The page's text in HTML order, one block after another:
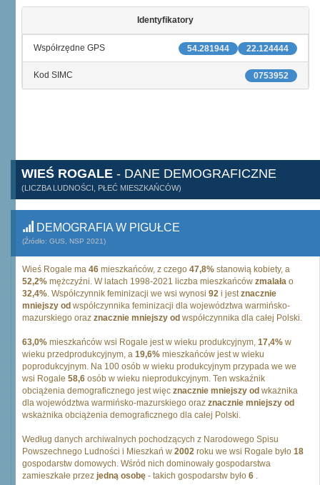
Identyfikatory
22.124444
54.281944
Współrzędne GPS
0753952
Kod SIMC
WIEŚ ROGALE - DANE DEMOGRAFICZNE
(LICZBA LUDNOŚCI, PŁEĆ MIESZKAŃCÓW)
DEMOGRAFIA W PIGUŁCE
(Źródło: GUS, NSP 2021)
Wieś Rogale ma 46 mieszkańców, z czego 47,8% stanowią kobiety, a
52,2% mężczyźni. W latach 1998-2021 liczba mieszkańców zmalała o
32,4%. Współczynnik feminizacji we wsi wynosi 92 i jestznacznie
mniejszy od współczynnika feminizacji dla województwa warmińsko-
mazurskiego oraz znacznie mniejszy od współczynnika dla całej Polski.
63,0% mieszkańców wsi Rogale jest w wieku produkcyjnym, 17,4% w
wieku przedprodukcyjnym, a 19,6% mieszkańców jest w wieku
poprodukcyjnym. Na 100 osób w wieku produkcyjnym przypada we we
wsi Rogale 58,6 osób w wieku nieprodukcyjnym. Ten wskaźnik
obciążenia demograficznego jest więc znacznie mniejszy od wkażnika
dla województwa warmińsko-mazurskiego oraz znacznie mniejszy od
wskażnika obciążenia demograficznego dla całej Polski.
Według danych archiwalnych pochodzących z Narodowego Spisu
Powszechnego Ludności i Mieszkań w 2002 roku we wsi Rogale było 18
gospodarstw domowych. Wśród nich dominowały gospodarstwa
zamieszkałe przez jedną osobę - takich gospodarstw było 6 .